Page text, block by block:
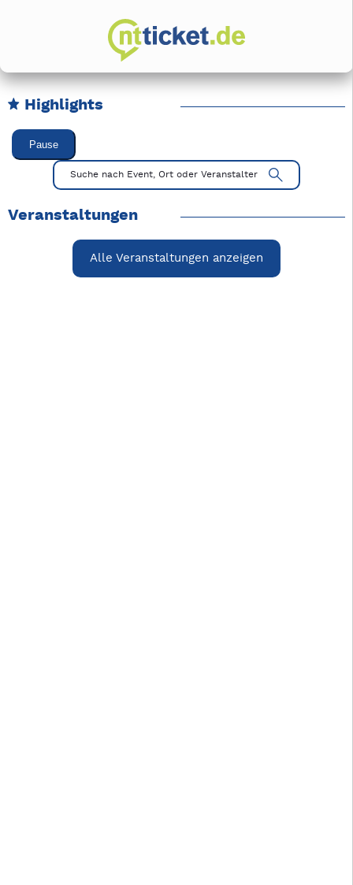
Highlights
Karussell Veranstaltungen überspringen
Pause
Mit Tab zu den Steuerelementen wechseln. Mit Pfeiltasten
Suche nach Event, Ort oder Veranstalter
Veranstaltungen
Alle Veranstaltungen anzeigen